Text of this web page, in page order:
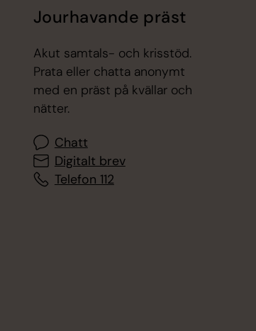
Jourhavande präst
Akut samtals- och krisstöd.
Prata eller chatta anonymt
med en präst på kvällar och
nätter.
Chatt
Digitalt brev
Telefon 112